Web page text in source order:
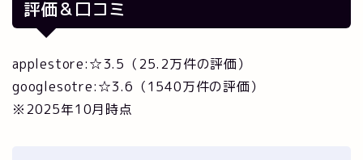
評価＆口コミ
applestore:☆3.5（25.2万件の評価）
googlesotre:☆3.6（1540万件の評価）
※2025年10月時点